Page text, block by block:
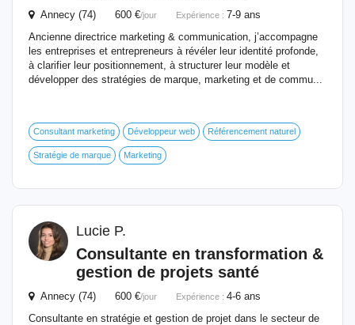
Annecy (74) 600 €/jour Expérience : 7-9 ans
Ancienne directrice marketing & communication, j’accompagne
les entreprises et entrepreneurs à révéler leur identité profonde,
à clarifier leur positionnement, à structurer leur modèle et
développer des stratégies de marque, marketing et de commu...
Consultant marketing Développeur web Référencement naturel
Stratégie de marque Marketing
Lucie P.
Consultante en transformation &
gestion de projets santé
Annecy (74) 600 €/jour Expérience : 4-6 ans
Consultante en stratégie et gestion de projet dans le secteur de